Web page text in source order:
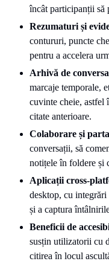
încât participanții să
Rezumaturi și
contururi, puncte
pentru a accelera
Arhivă de
marcaje temporale,
cuvinte cheie, astfel
citate anterioare.
Colaborare și
conversații, să
notițele în foldere și
Aplicații
desktop, cu integrări
și a captura
Beneficii de
susțin utilizatorii cu
citirea în locul